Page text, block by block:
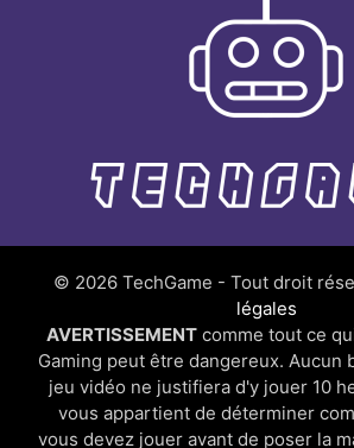
© 2026 TechGame - Tout droit
légales
AVERTISSEMENTcomme tout ce
Gaming peut être dangereux. Aucun
jeu vidéo ne justifiera d'y jouer 10
vous appartient de déterminer
vous devez jouer avant de poser la